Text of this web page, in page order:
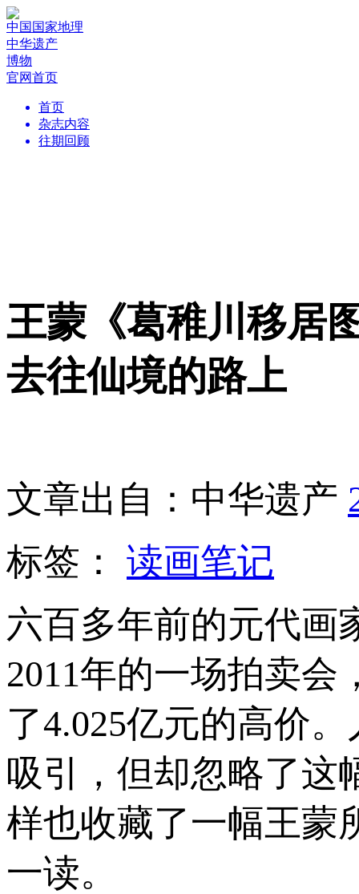
中国国家地理
中华遗产
博物
官网首页
首页
杂志内容
往期回顾
王蒙《葛稚川移居
去往仙境的路上
文章出自：中华遗产
标签： 读画笔记
六百多年前的元代画
2011年的一场拍卖
了4.025亿元的高价
吸引，但却忽略了这
样也收藏了一幅王蒙
一读。